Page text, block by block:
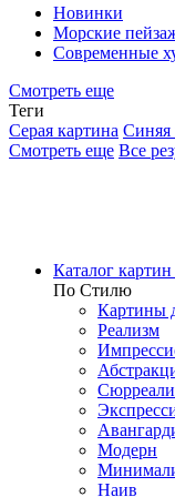
Новинки
Морские
Современные
Смотреть еще
Теги
Серая картина Синяя
Смотреть еще Все
Каталог картин
По Стилю
Картины
Реализм
Модерн
Наив